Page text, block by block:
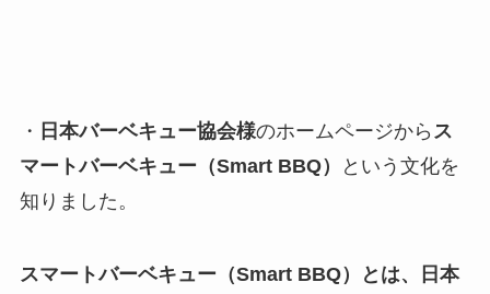
・ 日本バーベキュー協会様のホームページから ス
マートバーベキュー（Smart BBQ）
という文化を
知りました。
スマートバーベキュー（Smart BBQ）とは、日本